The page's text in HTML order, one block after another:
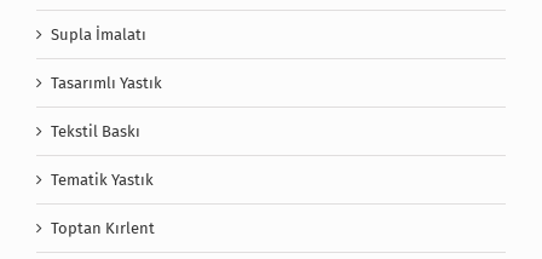
Supla İmalatı
Tasarımlı Yastık
Tekstil Baskı
Tematik Yastık
Toptan Kırlent